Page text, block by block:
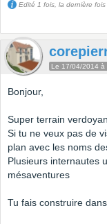
Edité 1 fois, la dernière
Le 17/04/2014 à
Bonjour,
Super terrain
Si tu ne veux pas de
plan avec les noms
Plusieurs internautes
mésaventures
Tu fais construire